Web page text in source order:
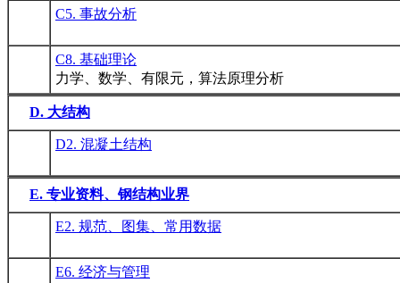
C5. 事故分析
C8. 基础理论
力学、数学、有限元，算法原理分析
D. 大结构
D2. 混凝土结构
E. 专业资料、钢结构业界
E2. 规范、图集、常用数据
E6. 经济与管理